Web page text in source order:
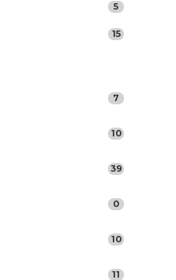
5
15
7
10
39
0
10
11